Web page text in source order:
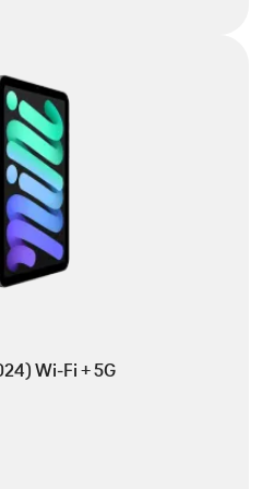
Wi-Fi + 5G